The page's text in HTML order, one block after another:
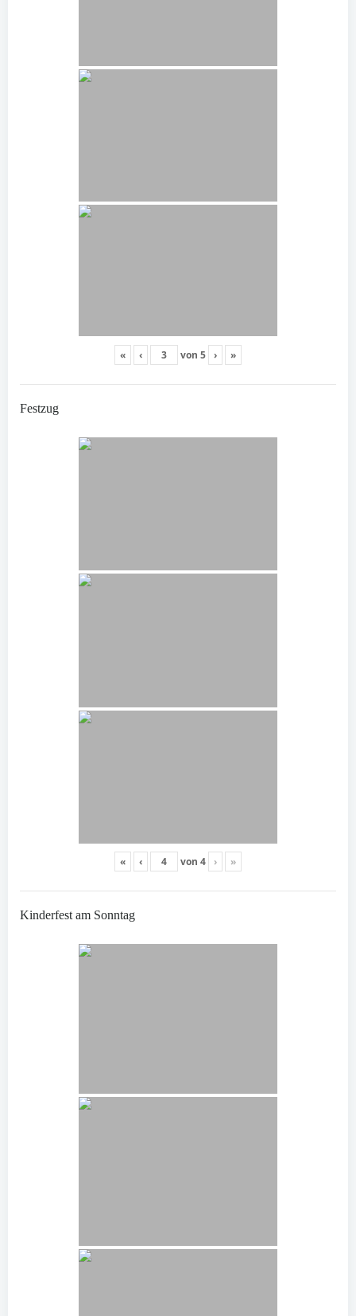
« ‹ von 5 › »
Festzug
« ‹ von 4 › »
Kinderfest am Sonntag